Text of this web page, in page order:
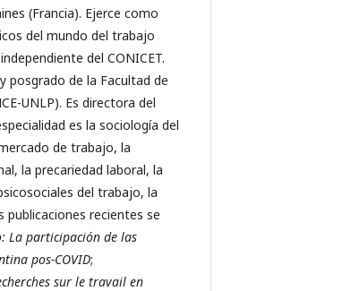
(Francia). Ejerce como
del mundo del trabajo
del CONICET.
posgrado de la Facultad de
UNLP). Es directora del
es la sociología del
de trabajo, la
la precariedad laboral, la
del trabajo, la
publicaciones recientes se
La participación de las
pos-COVID;
sur le travail en